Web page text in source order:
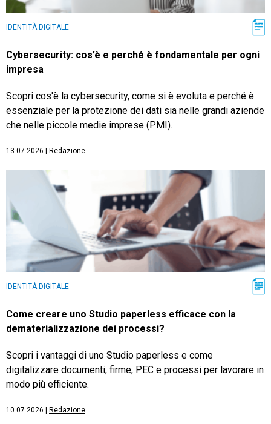
IDENTITÀ DIGITALE
Cybersecurity: cos’è e perché è fondamentale per ogni
impresa
Scopri cos'è la cybersecurity, come si è evoluta e perché è
essenziale per la protezione dei dati sia nelle grandi aziende
che nelle piccole medie imprese (PMI).
13.07.2026 Redazione
IDENTITÀ DIGITALE
Come creare uno Studio paperless efficace con la
dematerializzazione dei processi?
Scopri i vantaggi di uno Studio paperless e come
digitalizzare documenti, firme, PEC e processi per lavorare in
modo più efficiente.
10.07.2026 Redazione